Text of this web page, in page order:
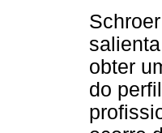
obter
do